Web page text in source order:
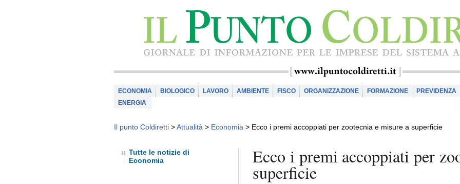
ECONOMIA BIOLOGICO LAVORO AMBIENTE FISCO ORGANIZZAZIONE FORMAZIONE
PREVIDENZA
ENERGIA
Il punto Coldiretti >Attualità > Economia > Ecco i premi accoppiati per zootecnia e misure a superficie
Tutte le notizie di
Economia
Ecco i premi accoppiati per
superficie